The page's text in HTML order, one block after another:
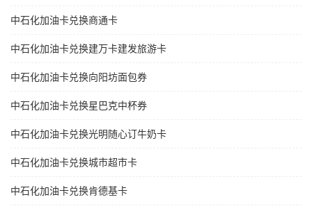
中石化加油卡兑换商通卡
中石化加油卡兑换建万卡建发旅游卡
中石化加油卡兑换向阳坊面包券
中石化加油卡兑换星巴克中杯券
中石化加油卡兑换光明随心订牛奶卡
中石化加油卡兑换城市超市卡
中石化加油卡兑换肯德基卡